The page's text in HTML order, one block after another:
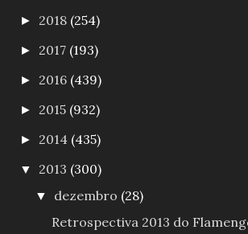
► 2018 (254)
► 2017 (193)
► 2016 (439)
► 2015 (932)
► 2014 (435)
▼ 2013 (300)
▼ dezembro (28)
Retrospectiva 2013 do